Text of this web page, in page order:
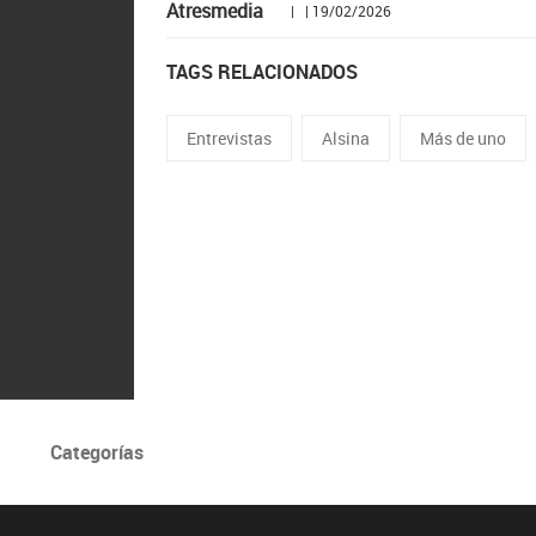
Atresmedia | | 19/02/2026
TAGS RELACIONADOS
Entrevistas Alsina Más de uno
Categorías